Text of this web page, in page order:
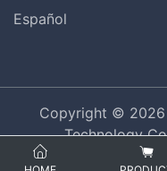
Español
Copyright © 2026
Technology
Privacy